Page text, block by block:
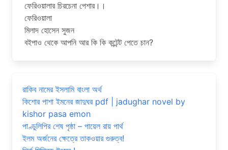
ফেরিওয়ালার চিরচেনা পেশার।।
ফেরিওয়ালা
মিলাদ হোসেন সুজন
বইপাও থেকে আপনি আর কি কি কন্টেন্ট পেতে চান?
রাকিব নামের ইসলামি বাংলা অর্থ
কিশোর পাশা ইমনের জাদুঘর pdf | jadughar novel by
kishor pasa emon
পাণ্ডুলিপির শেষ পৃষ্ঠা – পায়েল রায় পার্থ
ইলম অর্জনের ক্ষেত্রে তাকওয়ার গুরুত্ব!